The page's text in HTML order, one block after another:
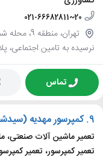
021-66682811~20
تهران،
نرسیده به تامین اجتماعی، پلاک
تماس
9. کمپرسور مهدیه
تعمیر ماشین آلات صنعتی،
تعمیر کمپرسور، تعمیر